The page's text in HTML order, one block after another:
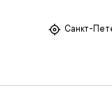
Санкт-